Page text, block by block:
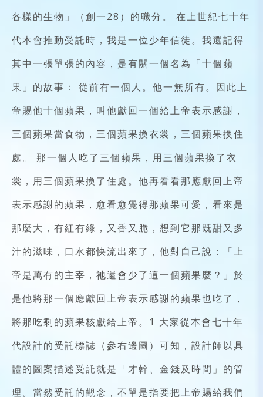
各樣的生物」（創一28）的職分。 在上世紀七十年
代本會推動受託時，我是一位少年信徒。我還記得
其中一張單張的內容，是有關一個名為「十個蘋
果」的故事： 從前有一個人。他一無所有。因此上
帝賜他十個蘋果，叫他獻回一個給上帝表示感謝，
三個蘋果當食物，三個蘋果換衣裳，三個蘋果換住
處。 那一個人吃了三個蘋果，用三個蘋果換了衣
裳，用三個蘋果換了住處。他再看看那應獻回上帝
表示感謝的蘋果，愈看愈覺得那蘋果可愛，看來是
那麼大，有紅有綠，又香又脆，想到它那既甜又多
汁的滋味，口水都快流出來了，他對自己說：「上
帝是萬有的主宰，祂還會少了這一個蘋果麼？」於
是他將那一個應獻回上帝表示感謝的蘋果也吃了，
將那吃剩的蘋果核獻給上帝。1 大家從本會七十年
代設計的受託標誌（參右邊圖）可知，設計師以具
體的圖案描述受託就是「才幹、金錢及時間」的管
理。當然受託的觀念，不單是指要把上帝賜給我們